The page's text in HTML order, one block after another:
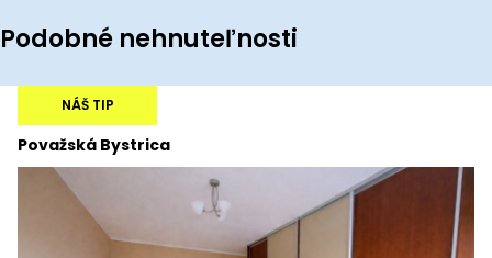
Podobné nehnuteľnosti
Považská Bystrica
NÁŠ TIP